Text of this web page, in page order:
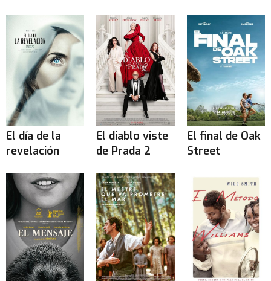
El día de la
revelación
El diablo viste
de Prada 2
El final de Oak
Street